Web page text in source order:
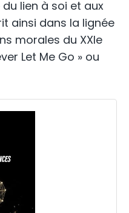
lien à soi et aux
ainsi dans la lignée
morales du XXIe
Let Me Go » ou